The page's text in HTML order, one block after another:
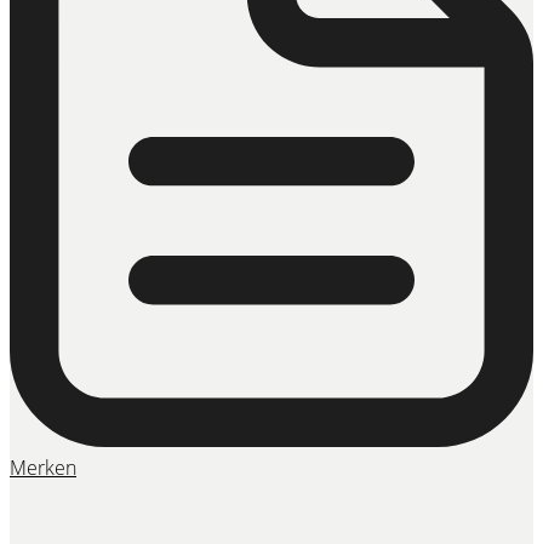
Merken